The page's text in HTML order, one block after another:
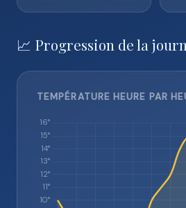
📈 Progression de la
TEMPÉRATURE HEURE PAR